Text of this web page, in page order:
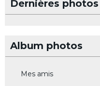
Dernières photos
Album photos
Mes amis